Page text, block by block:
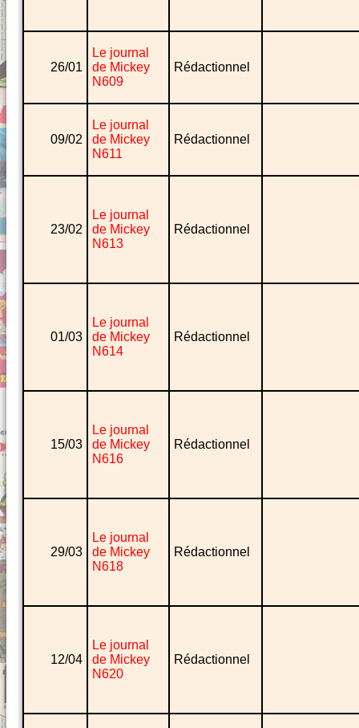
26/01
Le journal
de Mickey
N609
Rédactionnel
09/02
Le journal
de Mickey
N611
Rédactionnel
23/02
Le journal
de Mickey
N613
Rédactionnel
01/03
Le journal
de Mickey
N614
Rédactionnel
15/03
Le journal
de Mickey
N616
Rédactionnel
29/03
Le journal
de Mickey
N618
Rédactionnel
12/04
Le journal
de Mickey
N620
Rédactionnel